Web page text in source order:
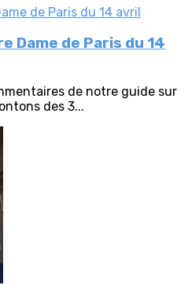
Dame de Paris du 14
de notre guide sur
des 3...